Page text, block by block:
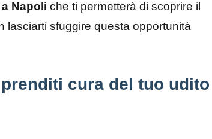
Napoli che ti permetterà di scoprire il
lasciarti sfuggire questa opportunità
cura del tuo udito